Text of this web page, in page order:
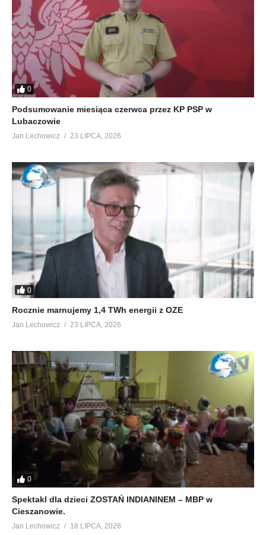
0
Podsumowanie miesiąca czerwca przez KP PSP w
Lubaczowie
Jan Lechowicz 23 LIPCA, 2026
0
Rocznie marnujemy 1,4 TWh energii z OZE
Jan Lechowicz 23 LIPCA, 2026
0
Spektakl dla dzieci ZOSTAŃ INDIANINEM – MBP w
Cieszanowie.
Jan Lechowicz 18 LIPCA, 2026